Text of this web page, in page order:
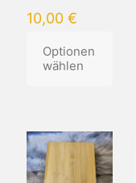
10,00 €
Optionen
wählen
weist
mehrere
Varianten
auf.